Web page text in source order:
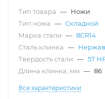
Тип товара — Ножи
Тип ножа — Складной
Марка стали — 8CR14
Сталь клинка —
Твердость стали — 57
Длина клинка, мм — 86
Все характеристики